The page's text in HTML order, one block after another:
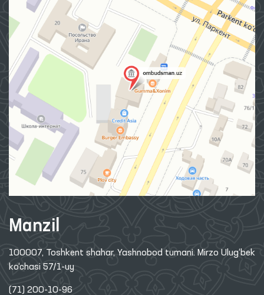
Manzil
100007, Toshkent shahar, Yashnobod tumani. Mirzo Ulug‘bek
ko‘chasi 57/1-uy
(71) 200-10-96